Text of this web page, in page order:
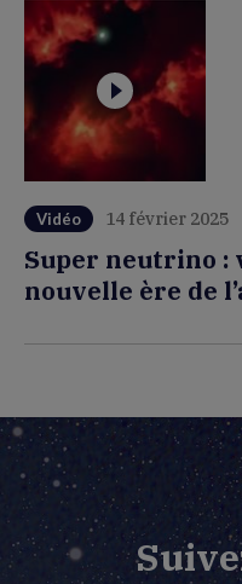
Vidéo 14 février 2025
Super neutrino :
nouvelle ère de